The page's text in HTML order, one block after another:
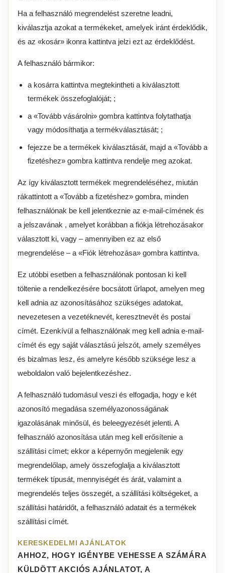
Ha a felhasználó megrendelést szeretne leadni,
kiválasztja azokat a termékeket, amelyek iránt érdeklődik,
és az «kosár» ikonra kattintva jelzi ezt az érdeklődést.
A felhasználó bármikor:
a kosárra kattintva megtekintheti a kiválasztott
termékek összefoglalóját; ;
a «Tovább vásárolni» gombra kattintva folytathatja
vagy módosíthatja a termékválasztását; ;
fejezze be a termékek kiválasztását, majd a «Tovább a
fizetéshez» gombra kattintva rendelje meg azokat.
Az így kiválasztott termékek megrendeléséhez, miután
rákattintott a «Tovább a fizetéshez» gombra, minden
felhasználónak be kell jelentkeznie az e-mail-címének és
a jelszavának , amelyet korábban a fiókja létrehozásakor
választott ki, vagy – amennyiben ez az első
megrendelése – a «Fiók létrehozása» gombra kattintva.
Ez utóbbi esetben a felhasználónak pontosan ki kell
töltenie a rendelkezésére bocsátott űrlapot, amelyen meg
kell adnia az azonosításához szükséges adatokat,
nevezetesen a vezetéknevét, keresztnevét és postai
címét. Ezenkívül a felhasználónak meg kell adnia e-mail-
címét és egy saját választású jelszót, amely személyes
és bizalmas lesz, és amelyre később szüksége lesz a
weboldalon való bejelentkezéshez.
A felhasználó tudomásul veszi és elfogadja, hogy e két
azonosító megadása személyazonosságának
igazolásának minősül, és beleegyezését jelenti. A
felhasználó azonosítása után meg kell erősítenie a
szállítási címet; ekkor a képernyőn megjelenik egy
megrendelőlap, amely összefoglalja a kiválasztott
termékek típusát, mennyiségét és árát, valamint a
megrendelés teljes összegét, a szállítási költségeket, a
szállítási határidőt, a felhasználó adatait és a termékek
szállítási címét.
KERESKEDELMI AJÁNLATOK
AHHOZ, HOGY IGÉNYBE VEHESSE A SZÁMÁRA
KÜLDÖTT AKCIÓS AJÁNLATOT, A